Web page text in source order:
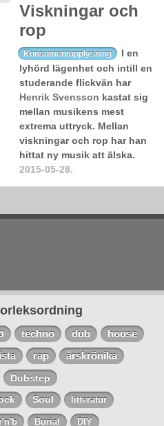
Viskningar och
rop
Konsumentupplysning
I en
lyhörd lägenhet och intill en
studerande flickvän har
Henrik Svensson kastat sig
mellan musikens mest
extrema uttryck. Mellan
viskningar och rop har han
hittat ny musik att älska.
2015-05-28.
techno dub house
rap
årskrönika
Dubstep
Soul litteratur
r'n'b Burial DIY